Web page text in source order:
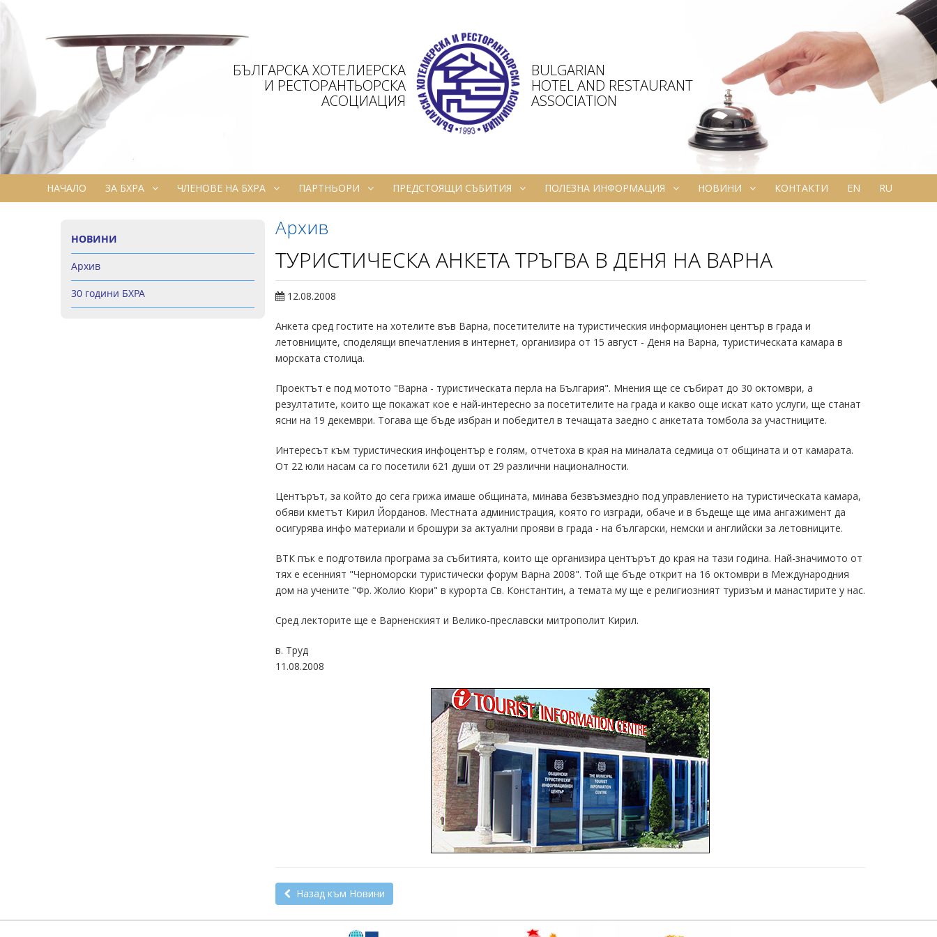
БЪЛГАРСКА ХОТЕЛИЕРСКА
И РЕСТОРАНТЬОРСКА
АСОЦИАЦИЯ
BULGARIAN
HOTEL AND RESTAURANT
ASSOCIATION
НАЧАЛО ЗА БХРА ЧЛЕНОВЕ НА БХРА ПАРТНЬОРИ ПРЕДСТОЯЩИ СЪБИТИЯ ПОЛЕЗНА ИНФОРМАЦИЯ НОВИНИ КОНТАКТИ EN RU
НОВИНИ
Архив
30 години БХРА
Архив
ТУРИСТИЧЕСКА АНКЕТА ТРЪГВА В ДЕНЯ НА ВАРНА
12.08.2008
Анкета сред гостите на хотелите във Варна, посетителите на туристическия информационен център в града и
летовниците, споделящи впечатления в интернет, организира от 15 август - Деня на Варна, туристическата камара в
морската столица.
Проектът е под мотото "Варна - туристическата перла на България". Мнения ще се събират до 30 октомври, а
резултатите, които ще покажат кое е най-интересно за посетителите на града и какво още искат като услуги, ще станат
ясни на 19 декември. Тогава ще бъде избран и победител в течащата заедно с анкетата томбола за участниците.
Интересът към туристическия инфоцентър е голям, отчетоха в края на миналата седмица от общината и от камарата.
От 22 юли насам са го посетили 621 души от 29 различни националности.
Центърът, за който до сега грижа имаше общината, минава безвъзмездно под управлението на туристическата камара,
обяви кметът Кирил Йорданов. Местната администрация, която го изгради, обаче и в бъдеще ще има ангажимент да
осигурява инфо материали и брошури за актуални прояви в града - на български, немски и английски за летовниците.
ВТК пък е подготвила програма за събитията, които ще организира центърът до края на тази година. Най-значимото от
тях е есенният "Черноморски туристически форум Варна 2008". Той ще бъде открит на 16 октомври в Международния
дом на учените "Фр. Жолио Кюри" в курорта Св. Константин, а темата му ще е религиозният туризъм и манастирите у нас.
Сред лекторите ще е Варненският и Велико-преславски митрополит Кирил.
в. Труд
11.08.2008
Назад към Новини